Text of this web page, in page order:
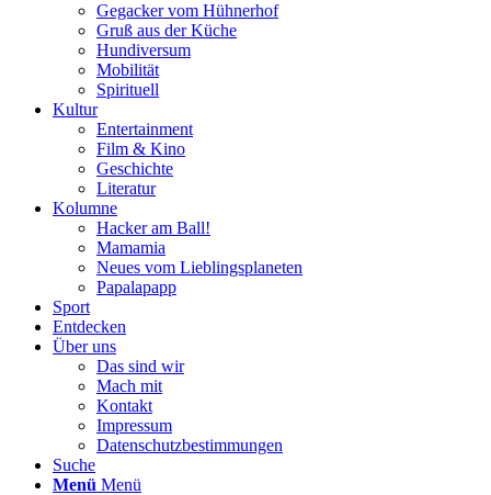
Gegacker vom Hühnerhof
Gruß aus der Küche
Hundiversum
Mobilität
Spirituell
Kultur
Entertainment
Film & Kino
Geschichte
Literatur
Kolumne
Hacker am Ball!
Mamamia
Neues vom Lieblingsplaneten
Papalapapp
Sport
Entdecken
Über uns
Das sind wir
Mach mit
Kontakt
Impressum
Datenschutzbestimmungen
Suche
Menü Menü